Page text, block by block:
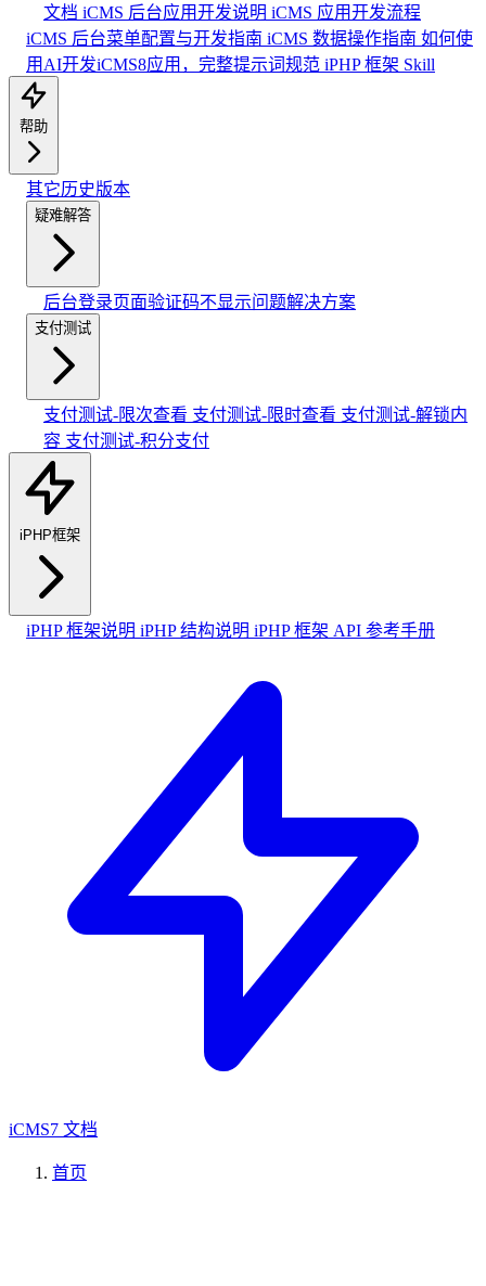
文档 iCMS 后台应用开发说明 iCMS 应用开发流程
iCMS 后台菜单配置与开发指南 iCMS 数据操作指南 如何使
用AI开发iCMS8应用，完整提示词规范 iPHP 框架 Skill
帮助
其它历史版本
疑难解答
后台登录页面验证码不显示问题解决方案
支付测试
支付测试-限次查看 支付测试-限时查看 支付测试-解锁内
容 支付测试-积分支付
iPHP框架
iPHP 框架说明 iPHP 结构说明 iPHP 框架 API 参考手册
iCMS7 文档
首页